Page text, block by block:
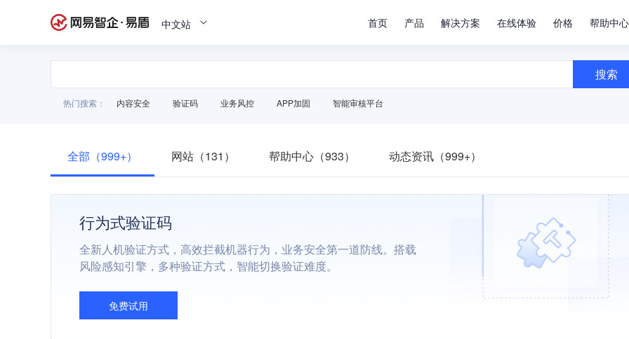
中文站 首页 产品 解决方案 在线体验 价格 帮助中心
搜索
热门搜索： 内容安全 验证码 业务风控 APP加固 智能审核平台
全部（999+） 网站（131） 帮助中心（933） 动态资讯（999+）
行为式验证码
全新人机验证方式，高效拦截机器行为，业务安全第一道防线。搭载
风险感知引擎，多种验证方式，智能切换验证难度。
免费试用